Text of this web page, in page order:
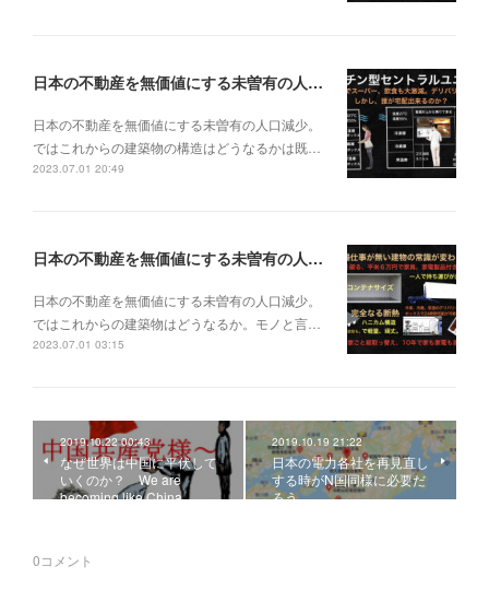
日本の不動産を無価値にする未曽有の人口減少。ではこれからの建築物の構造はどうなるかは既に解説した。今はその内部の内容。その1
日本の不動産を無価値にする未曽有の人口減少。
ではこれからの建築物の構造はどうなるかは既…
2023.07.01 20:49
日本の不動産を無価値にする未曽有の人口減少。ではこれからの建築物はどうなるか。
日本の不動産を無価値にする未曽有の人口減少。
ではこれからの建築物はどうなるか。モノと言…
2023.07.01 03:15
2019.10.22 00:43
なぜ世界は中国に平伏して
いくのか？ We are
becoming like China,
2019.10.19 21:22
日本の電力各社を再見直し
する時がN国同様に必要だ
ろう。
0コメント